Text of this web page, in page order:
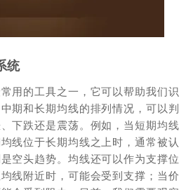
统
用的工具之一，它可以帮助我们识
期和长期均线的排列情况，可以判
下跌还是震荡。例如，当短期均线
线位于长期均线之上时，通常被认
空头趋势。均线还可以作为支撑位
线附近时，可能会受到支撑；当价